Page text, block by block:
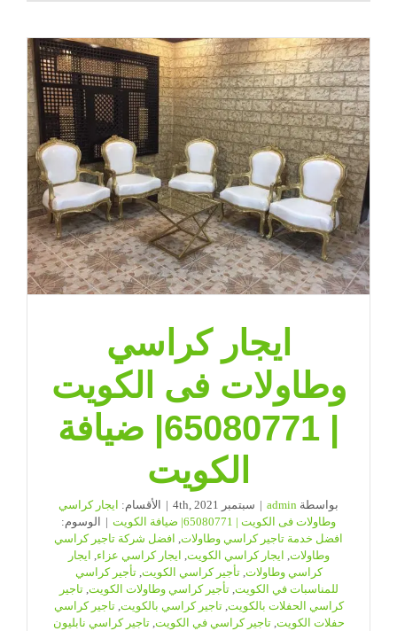
لتقديم
القهوة
العربية
في
مجالس
العزاء
–
الضيافة
النوبية
65080771
مغلقة
ايجار كراسي
وطاولات فى الكويت
| 65080771| ضيافة
الكويت
بواسطة admin
| سبتمبر 4th, 2021 | الأقسام: ايجار كراسي
وطاولات فى الكويت | 65080771| ضيافة الكويت
|
الوسوم:
افضل خدمة تاجير كراسي وطاولات, افضل شركة تاجير كراسي
وطاولات, ايجار كراسي الكويت, ايجار كراسي عزاء, ايجار
كراسي وطاولات,تأجير كراسي الكويت,تأجير كراسي
للمناسبات في الكويت,تأجير كراسي وطاولات الكويت,تاجير
كراسي الحفلات بالكويت,تاجير كراسي بالكويت,تاجير كراسي
حفلات الكويت,تاجير كراسي في الكويت,تاجير كراسي نابليون